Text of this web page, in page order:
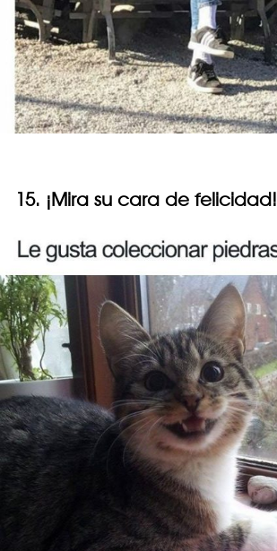
15. ¡Mira su cara de felicidad!